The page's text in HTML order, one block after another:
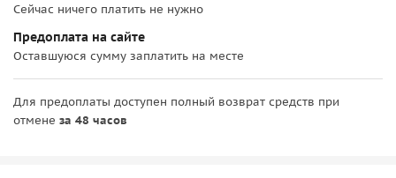
Сейчас ничего платить не нужно
Предоплата на сайте
Оставшуюся сумму заплатить на месте
Для предоплаты доступен полный возврат средств при
отмене за 48 часов